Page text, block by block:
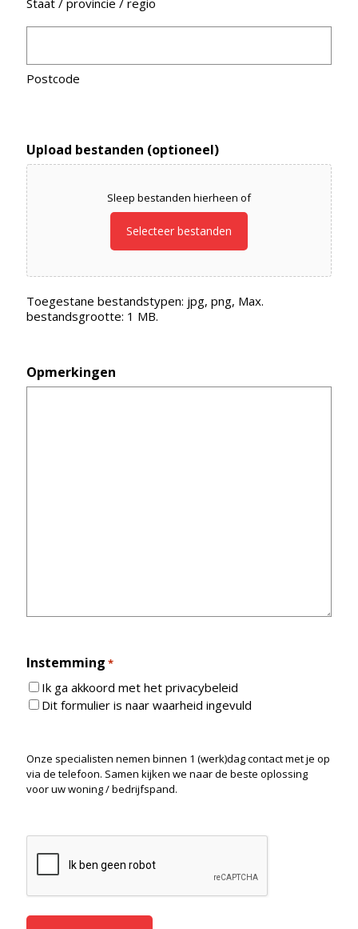
Staat / provincie / regio
Postcode
Upload bestanden (optioneel)
Sleep bestanden hierheen of
Selecteer bestanden
Toegestane bestandstypen: jpg, png, Max.
bestandsgrootte: 1 MB.
Opmerkingen
Instemming *
Ik ga akkoord met het privacybeleid
Dit formulier is naar waarheid ingevuld
Onze specialisten nemen binnen 1 (werk)dag contact met je op
via de telefoon. Samen kijken we naar de beste oplossing
voor uw woning / bedrijfspand.
CAPTCHA